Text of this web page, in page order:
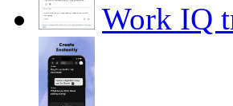
Work IQ